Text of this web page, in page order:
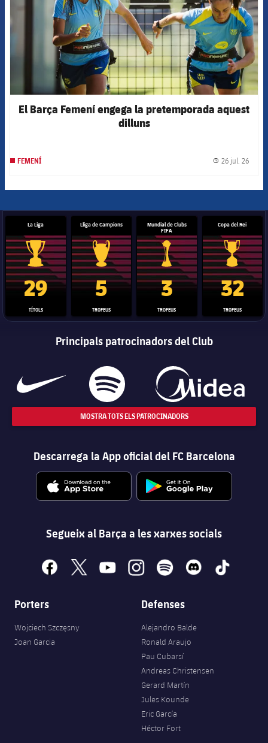
El Barça Femení engega la pretemporada aquest
dilluns
FEMENÍ 26 jul. 26
La Liga
Trofeu de la Liga
29
TÍTOLS
Lliga de Campions
Trofeu de la Lliga de Campions
5
TROFEUS
Mundial de Clubs
FIFA
Trofeu del Mundial de Clubs
3
TROFEUS
Copa del Rei
Copa del
32
TROFEUS
Principals patrocinadors del Club
MOSTRA TOTS ELS PATROCINADORS
Descarrega la App oficial del FC Barcelona
Segueix al Barça a les xarxes socials
facebook
x youtubeinstagramspotify discord tiktok
Porters
Wojciech Szczęsny
Joan Garcia
Defenses
Alejandro Balde
Ronald Araujo
Pau Cubarsí
Andreas Christensen
Gerard Martín
Jules Kounde
Eric García
Héctor Fort